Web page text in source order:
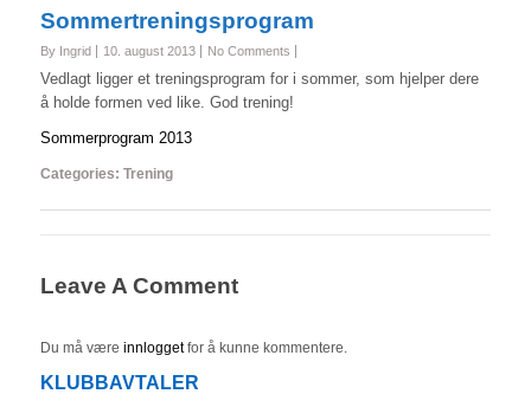
Sommertreningsprogram
By Ingrid 10. august 2013 No Comments
Vedlagt ligger et treningsprogram for i sommer, som hjelper dere
å holde formen ved like. God trening!
Sommerprogram 2013
Categories: Trening
Leave A Comment
Du må være innloggetfor å kunne kommentere.
KLUBBAVTALER